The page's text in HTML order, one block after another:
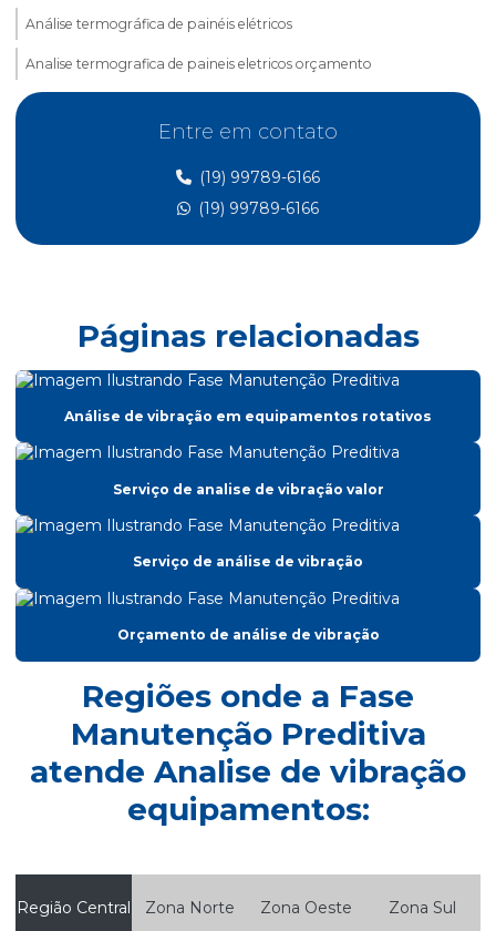
Análise termográfica de painéis elétricos
Analise termografica de paineis eletricos orçamento
Análise de vibração
Analise de vibração equipamentos
Análise de vibração em equipamentos rotativos
Análise de vibração industrial
Analise de vibração de motores
Analise de vibração em motores eletricos
Análise de vibração on line
Analise de vibração orçamento
Analise de vibrações em maquinas rotativas
Balanceamento de rotores em campo
Empresa de alinhamento de eixo
Empresa de análise termográfica
Empresa de análise de vibração
Empresa de balanceamento de rotores
Empresa de manutenção preditiva
Entre em contato
(19) 99789-6166
(19) 99789-6166
Páginas relacionadas
Análise de vibração em equipamentos rotativos
Serviço de analise de vibração valor
Serviço de análise de vibração
Orçamento de análise de vibração
Regiões onde a Fase
Manutenção Preditiva
atende Analise de vibração
equipamentos:
Região Central Zona Norte Zona Oeste Zona Sul